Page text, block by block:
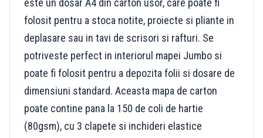
este un dosar A4 din carton usor, care poate fi
folosit pentru a stoca notite, proiecte si pliante in
deplasare sau in tavi de scrisori si rafturi. Se
potriveste perfect in interiorul mapei Jumbo si
poate fi folosit pentru a depozita folii si dosare de
dimensiuni standard. Aceasta mapa de carton
poate contine pana la 150 de coli de hartie
(80gsm), cu 3 clapete si inchideri elastice